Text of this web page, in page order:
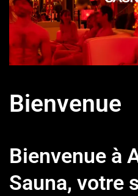
Bienvenue
Bienvenue à
Sauna, votre